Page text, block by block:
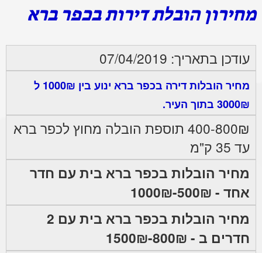
מחירון הובלת דירות בכפר ברא
עודכן בתאריך: 07/04/2019
מחיר הובלות דירה בכפר ברא ינוע בין 1000₪ ל
3000₪ בתוך העיר.
400-800₪ תוספת הובלה מחוץ לכפר ברא
עד 35 ק"מ
מחיר הובלות בכפר ברא בית עם חדר
אחד - 500₪-1000₪
מחיר הובלות בכפר ברא בית עם 2
חדרים ב - 800₪-1500₪